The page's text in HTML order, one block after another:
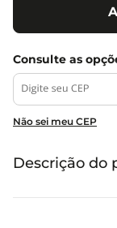
Não sei meu CEP
Descrição do